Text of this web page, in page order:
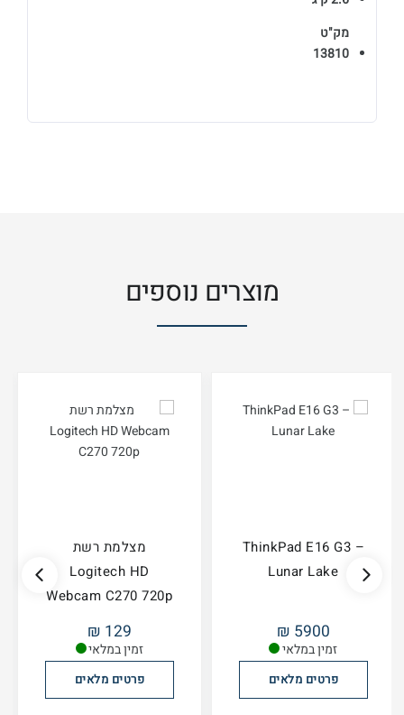
מק"ט
13810
מוצרים נוספים
זמין במלאי
מצלמת רשת
Logitech HD
Webcam C270 720p
129 ₪
פרטים מלאים
זמין במלאי
ThinkPad E16 G3 –
Lunar Lake
5900 ₪
פרטים מלאים